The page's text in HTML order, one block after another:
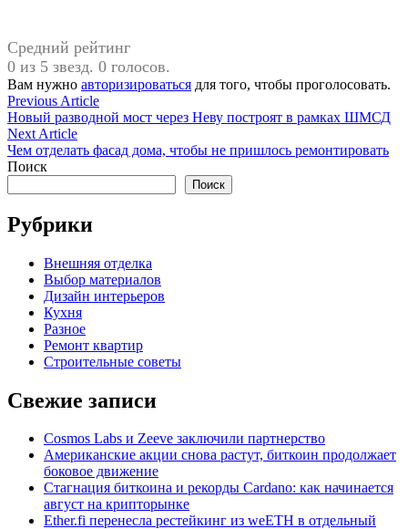
Средний рейтинг
0 из 5 звезд. 0 голосов.
Вам нужно авторизироваться для того, чтобы проголосовать.
Навигация
по
записям
Previous ArticlePrevious
article:
Новый разводной мост через Неву построят в рамках ШМСД
Next ArticleNext
article:
Чем отделать фасад дома, чтобы не пришлось ремонтировать
Поиск
Поиск
Рубрики
Внешняя отделка
Выбор материалов
Дизайн интерьеров
Кухня
Разное
Ремонт квартир
Строительные советы
Свежие записи
Cosmos Labs и Zeeve заключили партнерство
Американские акции снова растут, биткоин продолжает
боковое движение
Стагнация биткоина и рекорды Cardano: как начинается
август на крипторынке
Ether.fi перенесла рестейкинг из weETH в отдельный